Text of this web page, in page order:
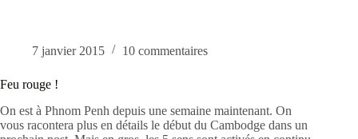
7 janvier 2015 10 commentaires
Feu rouge !
On est à Phnom Penh depuis une semaine maintenant. On
vous racontera plus en détails le début du Cambodge dans un